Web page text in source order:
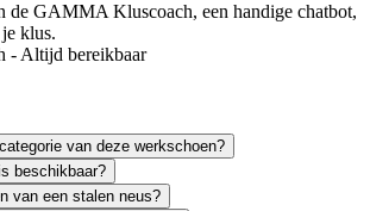
de GAMMA Kluscoach, een handige chatbot,
klus.
- Altijd bereikbaar
van deze werkschoen?
beschikbaar?
van een stalen neus?